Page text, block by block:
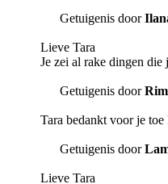
Getuigenis door
Lieve Tara
Je zei al rake dingen
Getuigenis doorRim
Tara bedankt voor je
Getuigenis door
Lieve Tara